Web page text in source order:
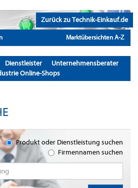
Zurück zu Technik-Einkauf.de
Marktübersichten A-Z
Dienstleister
Unternehmensberater
Online-Shops
Produkt oder Dienstleistung suchen
Firmennamen suchen